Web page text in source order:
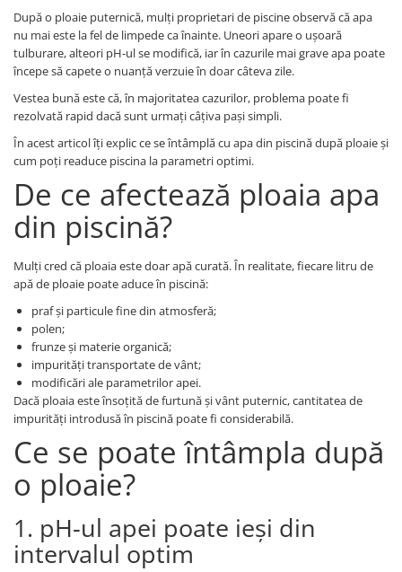
După o ploaie puternică, mulți proprietari de piscine observă că apa
nu mai este la fel de limpede ca înainte. Uneori apare o ușoară
tulburare, alteori pH-ul se modifică, iar în cazurile mai grave apa poate
începe să capete o nuanță verzuie în doar câteva zile.
Vestea bună este că, în majoritatea cazurilor, problema poate fi
rezolvată rapid dacă sunt urmați câțiva pași simpli.
În acest articol îți explic ce se întâmplă cu apa din piscină după ploaie și
cum poți readuce piscina la parametri optimi.
De ce afectează ploaia apa
din piscină?
Mulți cred că ploaia este doar apă curată. În realitate, fiecare litru de
apă de ploaie poate aduce în piscină:
praf și particule fine din atmosferă;
polen;
frunze și materie organică;
impurități transportate de vânt;
modificări ale parametrilor apei.
Dacă ploaia este însoțită de furtună și vânt puternic, cantitatea de
impurități introdusă în piscină poate fi considerabilă.
Ce se poate întâmpla după
o ploaie?
1. pH-ul apei poate ieși din
intervalul optim